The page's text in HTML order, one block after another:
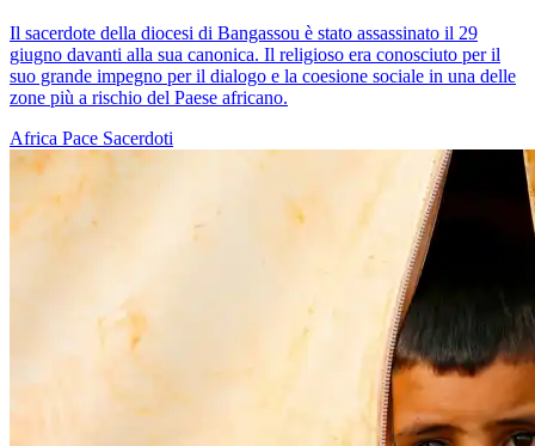
Il sacerdote della diocesi di Bangassou è stato assassinato il 29
giugno davanti alla sua canonica. Il religioso era conosciuto per il
suo grande impegno per il dialogo e la coesione sociale in una delle
zone più a rischio del Paese africano.
Africa Pace Sacerdoti